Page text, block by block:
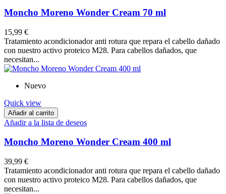
Moncho Moreno Wonder Cream 70 ml
15,99 €
Tratamiento acondicionador anti rotura que repara el cabello dañado
con nuestro activo proteico M28. Para cabellos dañados, que
necesitan...
Nuevo
Quick view
Añadir al carrito
Añadir a la lista de deseos
Moncho Moreno Wonder Cream 400 ml
39,99 €
Tratamiento acondicionador anti rotura que repara el cabello dañado
con nuestro activo proteico M28. Para cabellos dañados, que
necesitan...